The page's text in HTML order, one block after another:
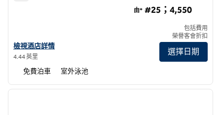
查看曼谷素坤逸希爾頓嘉悅里酒店詳情
檢視酒店詳情
4.44 英里
由* #25；4,550
包括費用
榮譽客會折扣
選擇日期
免費泊車 室外泳池
第 1 頁，共 12 頁
下一